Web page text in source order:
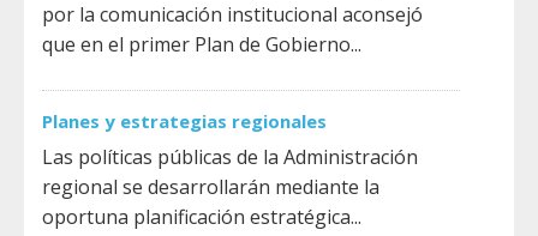
por la comunicación institucional aconsejó
que en el primer Plan de Gobierno...
Planes y estrategias regionales
Las políticas públicas de la Administración
regional se desarrollarán mediante la
oportuna planificación estratégica...